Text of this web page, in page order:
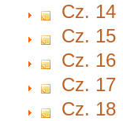
Cz. 14
Cz. 15
Cz. 16
Cz. 17
Cz. 18